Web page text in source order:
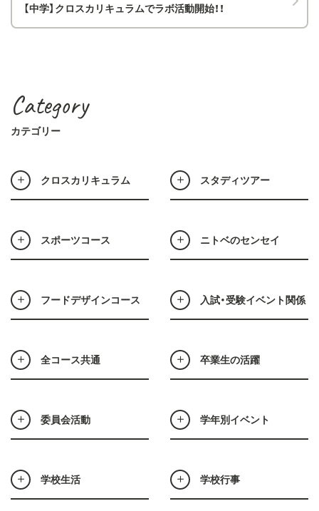
【中学】クロスカリキュラムでラボ活動開始！！
Category
カテゴリー
クロスカリキュラム スタディツアー
スポーツコース ニトベのセンセイ
フードデザインコース 入試・受験イベント関係
全コース共通 卒業生の活躍
委員会活動 学年別イベント
学校生活 学校行事